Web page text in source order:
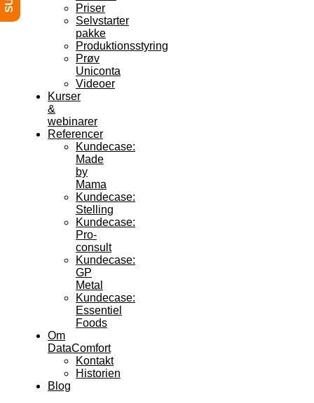
Priser
Selvstarter
pakke
Produktionsstyring
Prøv
Uniconta
Videoer
Kurser
&
webinarer
Referencer
Kundecase:
Made
by
Mama
Kundecase:
Stelling
Kundecase:
Pro-
consult
Kundecase:
GP
Metal
Kundecase:
Essentiel
Foods
Om
DataComfort
Kontakt
Historien
Blog